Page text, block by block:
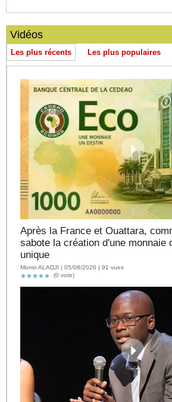
Vidéos
Les plus récents Les plus populaires
Après la France et Ouattara,
sabote la création d'une monnaie
unique
Momo ALADJI | 05/08/2026 | 91 vues
(0 vote)